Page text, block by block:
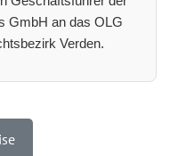
GmbH an das OLG
Verden.